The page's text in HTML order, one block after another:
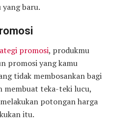
yang baru.
promosi, produkmu
promosi yang kamu
tidak membosankan bagi
membuat teka-teki lucu,
potongan harga
itu.